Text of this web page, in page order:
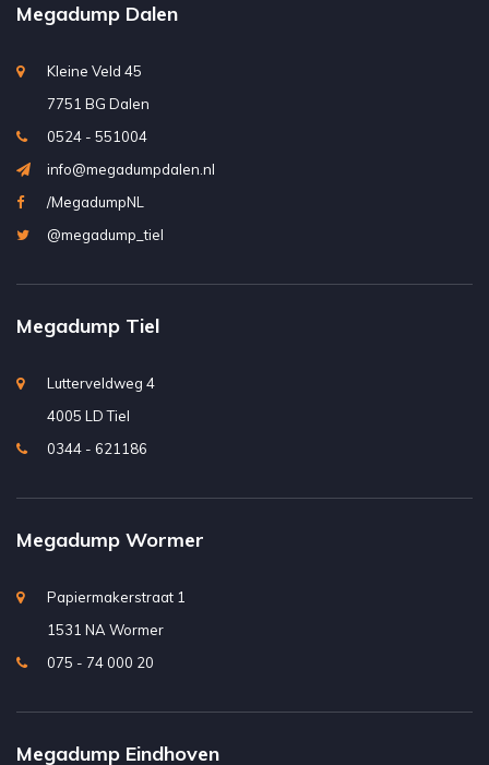
Megadump Dalen
Kleine Veld 45
7751 BG Dalen
0524 - 551004
info@megadumpdalen.nl
/MegadumpNL
@megadump_tiel
Megadump Tiel
Lutterveldweg 4
4005 LD Tiel
0344 - 621186
Megadump Wormer
Papiermakerstraat 1
1531 NA Wormer
075 - 74 000 20
Megadump Eindhoven